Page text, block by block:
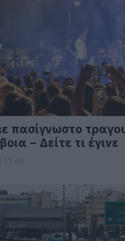
πασίγνωστο
– Δείτε τι έγινε